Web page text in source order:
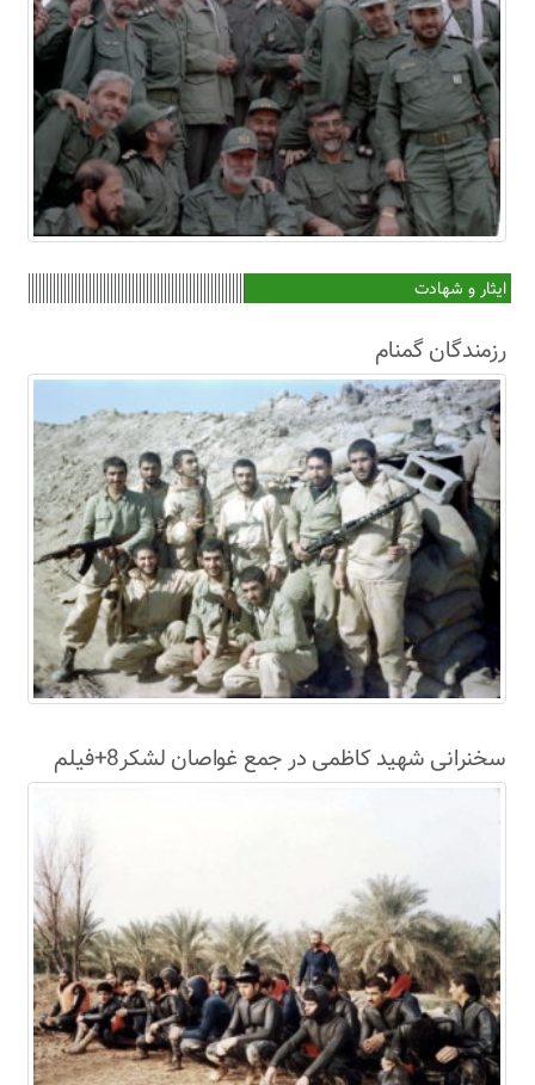
ایثار و شهادت
رزمندگان گمنام
سخنرانی شهید کاظمی در جمع غواصان لشکر8+فیلم